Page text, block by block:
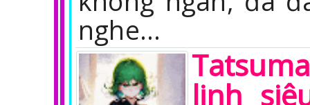
nghe…
linh